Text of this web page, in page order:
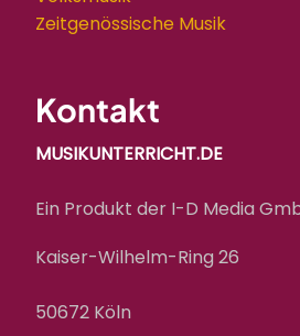
Zeitgenössische Musik
Kontakt
MUSIKUNTERRICHT.DE
Ein Produkt der I-D Media
Kaiser-Wilhelm-Ring 26
50672 Köln